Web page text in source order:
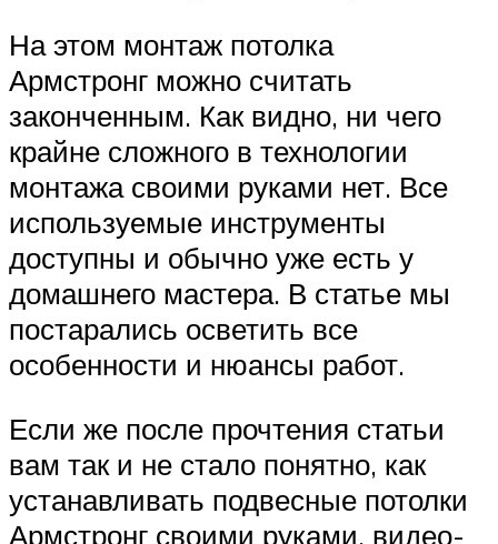
На этом монтаж потолка
Армстронг можно считать
законченным. Как видно, ни чего
крайне сложного в технологии
монтажа своими руками нет. Все
используемые инструменты
доступны и обычно уже есть у
домашнего мастера. В статье мы
постарались осветить все
особенности и нюансы работ.
Если же после прочтения статьи
вам так и не стало понятно, как
устанавливать подвесные потолки
Армстронг своими руками, видео-